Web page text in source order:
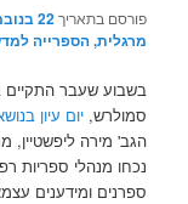
פורסם בתאריך22 בנובמבר 2017
מרגלית, הספרייה
בשבוע שעבר התקיים
סמולרש,יום עיון
הגב' מירה ליפשטיין,
נכחו מנהלי ספריות
ספרנים ומידענים